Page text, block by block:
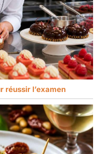
réussir l’examen